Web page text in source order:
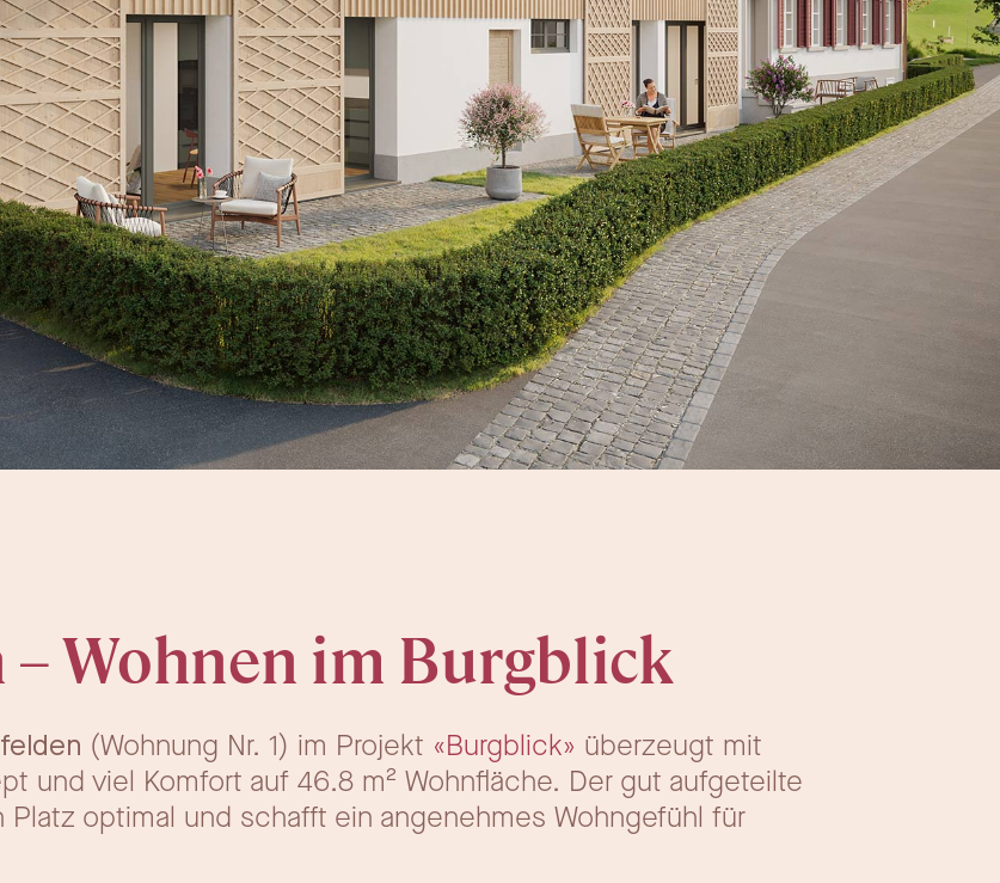
– Wohnen im Burgblick
(Wohnung Nr. 1) im Projekt «Burgblick» überzeugt mit
und viel Komfort auf 46.8 m² Wohnfläche. Der gut aufgeteilte
optimal und schafft ein angenehmes Wohngefühl für